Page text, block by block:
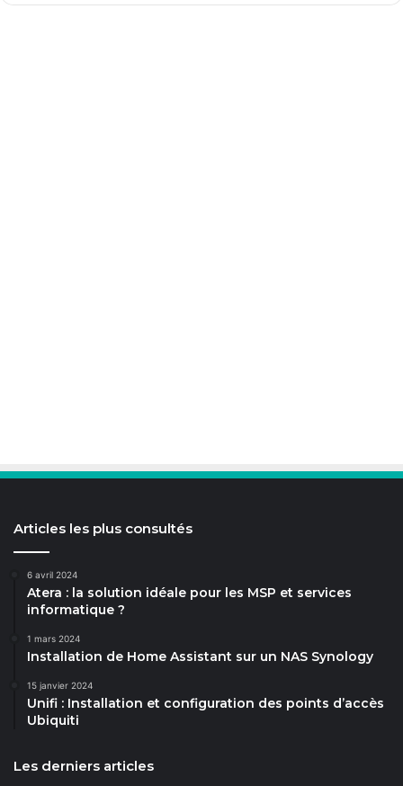
Articles les plus consultés
6 avril 2024
Atera : la solution idéale pour les MSP et services
informatique ?
1 mars 2024
Installation de Home Assistant sur un NAS Synology
15 janvier 2024
Unifi : Installation et configuration des points d’accès
Ubiquiti
Les derniers articles